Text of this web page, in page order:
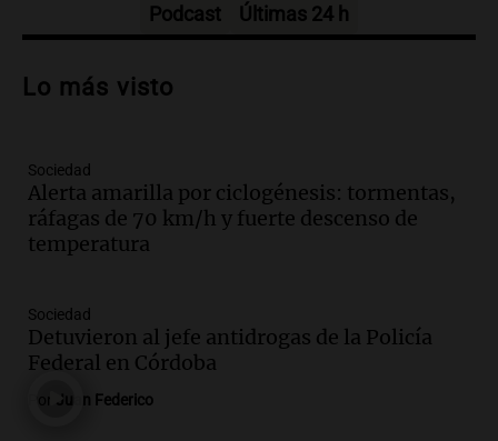
Audio.Preparativos para la feria en La
de apertura
Audio.
lluvias, senadores manifiestan
oposición a ley de tierras
Panorama Federal
Audio.
centro de esquí Penitentes Park tras
siete años de cierre por falta de nieve
Episodios
Podcast Últimas 24 h
Lo más visto
Sociedad
Alerta amarilla por ciclogénesis: tormentas,
ráfagas de 70 km/h y fuerte descenso de
temperatura
Sociedad
Detuvieron al jefe antidrogas de la Policía
Federal en Córdoba
Juan Federico